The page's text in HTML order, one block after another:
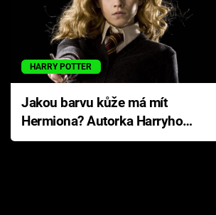
HARRY POTTER
Jakou barvu kůže má mít
Hermiona? Autorka Harryho
Pottera přišla s ráznou